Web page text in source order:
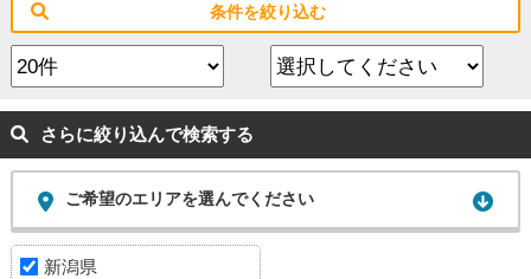
条件を絞り込む
さらに絞り込んで検索する
ご希望のエリアを選んでください
新潟県